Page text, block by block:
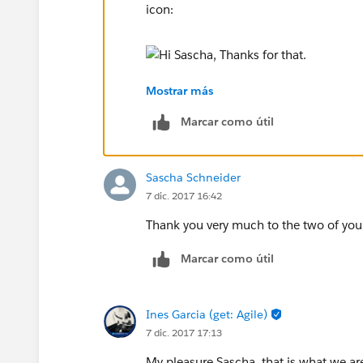
icon:
As well to the sort by for the contacts
Hope this helps,
Ines
Mostrar más
Marcar como útil
Sascha Schneider
7 dic. 2017 16:42
Thank you very much to the two of
Marcar como útil
Ines Garcia (get: Agile)
7 dic. 2017 17:13